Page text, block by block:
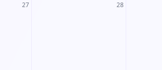
27 28